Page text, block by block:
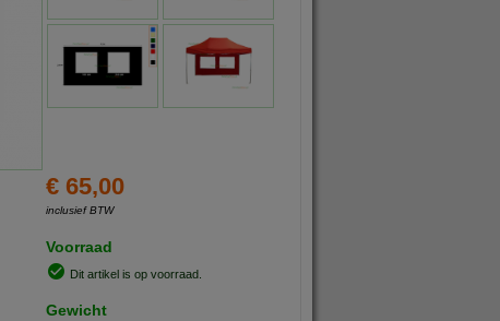
€ 65,00
inclusief BTW
Voorraad
Dit artikel is op voorraad.
Gewicht